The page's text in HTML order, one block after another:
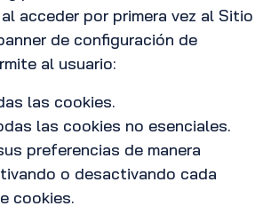
acceder por primera vez al Sitio
de configuración de
al usuario:
las cookies.
las cookies no esenciales.
preferencias de manera
o desactivando cada
cookies.